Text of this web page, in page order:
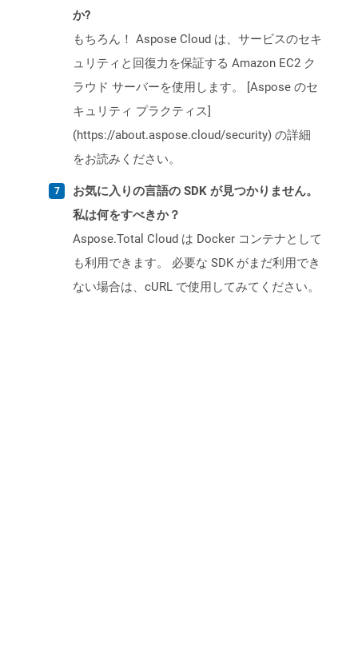
か?
もちろん！ Aspose Cloud は、サービスのセキ
ュリティと回復力を保証する Amazon EC2 ク
ラウド サーバーを使用します。 [Aspose のセ
キュリティ プラクティス]
(https://about.aspose.cloud/security) の詳細
をお読みください。
お気に入りの言語の SDK が見つかりません。
私は何をすべきか？
Aspose.Total Cloud は Docker コンテナとして
も利用できます。 必要な SDK がまだ利用でき
ない場合は、cURL で使用してみてください。